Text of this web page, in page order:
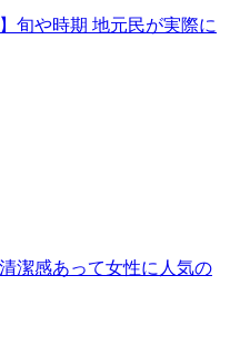
旬や時期 地元民が実際に
潔感あって女性に人気の